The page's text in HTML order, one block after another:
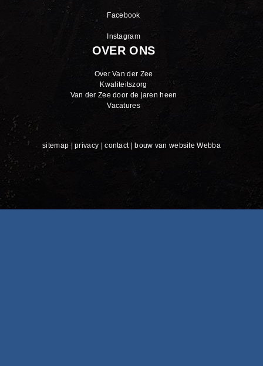
Facebook
Instagram
OVER ONS
Over Van der Zee
Kwaliteitszorg
Van der Zee door de jaren heen
Vacatures
sitemap |privacy |contact| bouw van website Webba